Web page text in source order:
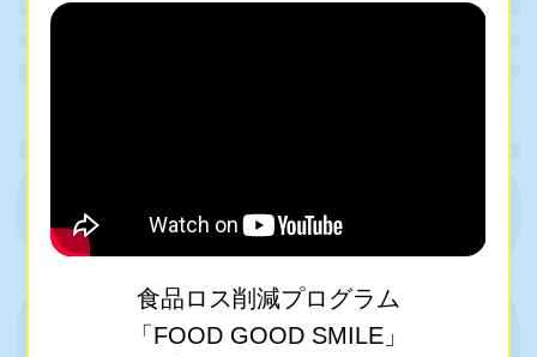
食品ロス削減プログラム
「FOOD GOOD SMILE」